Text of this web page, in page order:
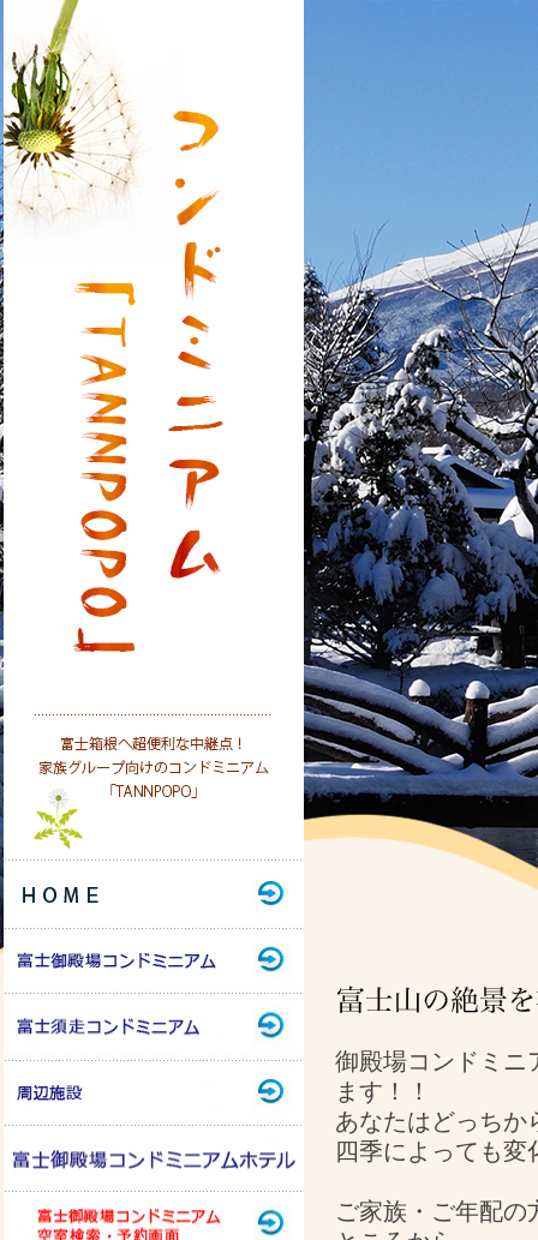
御殿場コンドミニ
ます！！
あなたはどっちか
四季によっても
ご家族・ご年配の